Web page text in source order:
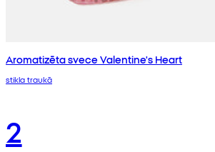
Aromatizēta svece Valentine's Heart
stikla traukā
2